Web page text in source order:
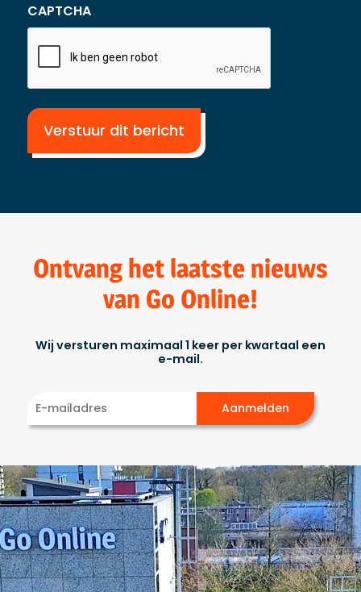
CAPTCHA
Ontvang het laatste nieuws
van Go Online!
Wij versturen maximaal 1 keer per kwartaal een
e-mail.